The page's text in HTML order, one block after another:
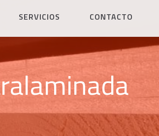
SERVICIOS CONTACTO